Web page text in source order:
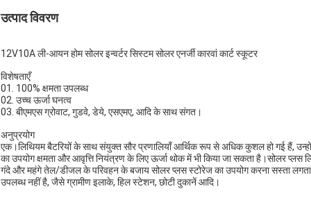
उत्पाद विवरण
12V10A ली-आयन होम सोलर इन्वर्टर सिस्टम सोलर एनर्जी कारवां कार्ट स्कूटर
विशेषताएँ
01. 100% क्षमता उपलब्ध
02. उच्च ऊर्जा घनत्व
03. बीएमएस ग्रोवाट, गुडवे, डेये, एसएमए, आदि के साथ संगत।
अनुप्रयोग
एक।लिथियम बैटरियों के साथ संयुक्त सौर प्रणालियाँ आर्थिक रूप से अधिक कुशल हो गई हैं,
का उपयोग क्षमता और आवृत्ति नियंत्रण के लिए ऊर्जा थोक में भी किया जा सकता है।सोलर प्लस
गंदे और महंगे तेल/डीजल के परिवहन के बजाय सोलर प्लस स्टोरेज का उपयोग करना सस्ता लगता
उपलब्ध नहीं है, जैसे ग्रामीण इलाके, हिल स्टेशन, छोटी दुकानें आदि।